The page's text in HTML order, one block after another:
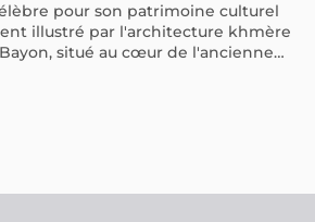
pour son patrimoine culturel
illustré par l'architecture khmère
situé au cœur de l'ancienne
exemple emblématique de cette
L'article ci-dessous explore en